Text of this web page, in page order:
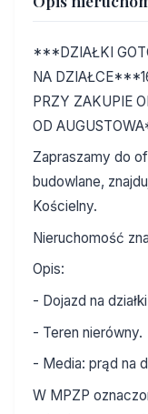
***DZIAŁKI
NA
PRZY ZAKUPIE
OD
Zapraszamy do
budowlane,
Kościelny.
Nieruchomość
Opis:
- Dojazd na
- Teren nierówny.
- Media: prąd na
W MPZP